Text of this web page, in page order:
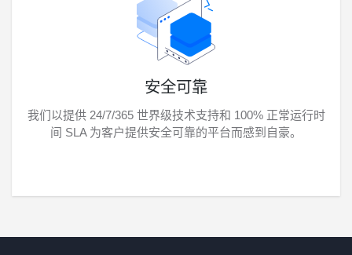
安全可靠
我们以提供 24/7/365 世界级技术支持和 100% 正常运行时
间 SLA 为客户提供安全可靠的平台而感到自豪。